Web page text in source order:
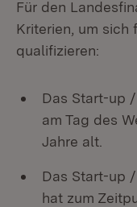
Für den
Kriterien, um sich
qualifizieren:
Das Start-up
am Tag des
Jahre alt.
Das Start-up
hat zum